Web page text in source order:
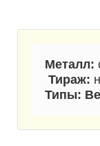
Металл:
Тираж:
Типы: